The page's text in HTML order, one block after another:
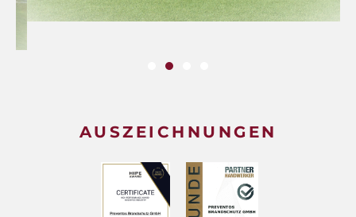
AUSZEICHNUNGEN